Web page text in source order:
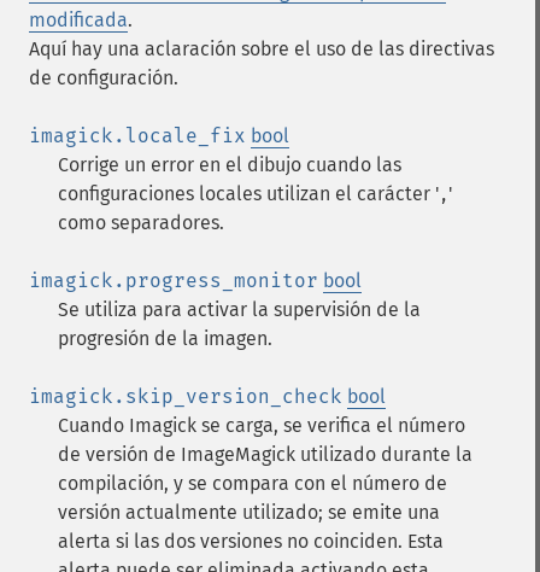
modificada.
Aquí hay una aclaración sobre el uso de las directivas
de configuración.
imagick.locale_fix bool
Corrige un error en el dibujo cuando las
configuraciones locales utilizan el carácter ','
como separadores.
imagick.progress_monitor bool
Se utiliza para activar la supervisión de la
progresión de la imagen.
imagick.skip_version_check bool
Cuando Imagick se carga, se verifica el número
de versión de ImageMagick utilizado durante la
compilación, y se compara con el número de
versión actualmente utilizado; se emite una
alerta si las dos versiones no coinciden. Esta